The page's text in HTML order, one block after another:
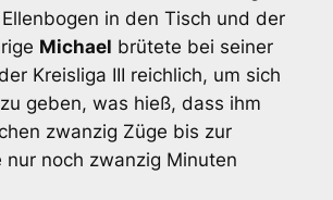
in den Tisch und der
Michael brütete bei seiner
Kreisliga III reichlich, um sich
geben, was hieß, dass ihm
zwanzig Züge bis zur
nur noch zwanzig Minuten